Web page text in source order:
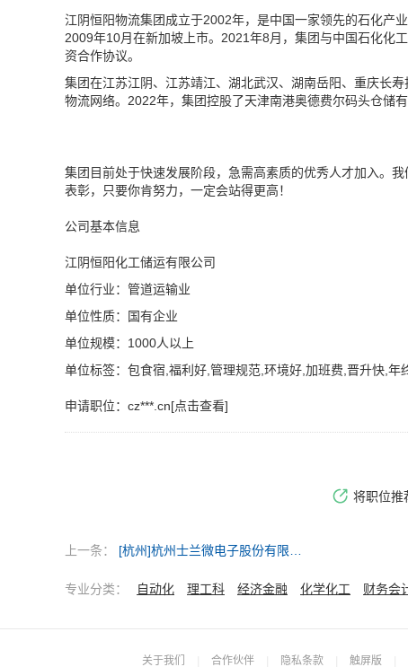
江阴恒阳物流集团成立于2002年，是中国一家领先的石化产
2009年10月在新加坡上市。2021年8月，集团与中国石化化
资合作协议。
集团在江苏江阴、江苏靖江、湖北武汉、湖南岳阳、重庆长
物流网络。2022年，集团控股了天津南港奥德费尔码头仓储
集团目前处于快速发展阶段，急需高素质的优秀人才加入。
表彰，只要你肯努力，一定会站得更高！
公司基本信息
江阴恒阳化工储运有限公司
单位行业：管道运输业
单位性质：国有企业
单位规模：1000人以上
单位标签：包食宿,福利好,管理规范,环境好,加班费,晋升快,年
申请职位： cz***.cn[点击查看]
将职位推
上一条：
专业分类： 自动化 理工科 经济金融 化学化工 财务会
关于我们 合作伙伴 隐私条款 触屏版